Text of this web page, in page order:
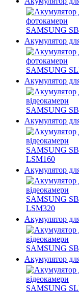
Акумулятор
Акумулятор
Акумулятор
Акумулятор
Акумулятор
Акумулятор